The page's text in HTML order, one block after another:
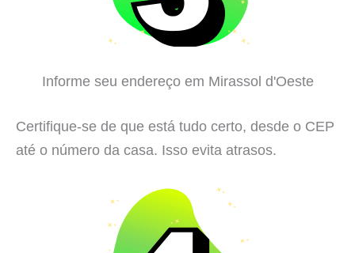
Informe seu endereço em Mirassol d'Oeste
Certifique-se de que está tudo certo, desde o CEP
até o número da casa. Isso evita atrasos.